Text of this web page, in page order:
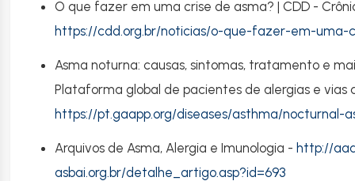
O que fazer em uma crise de asma? | CDD -
https://cdd.org.br/noticias/o-que-fazer-em-uma-
Asma noturna: causas, sintomas, tratamento e
Plataforma global de pacientes de alergias e vias
https://pt.gaapp.org/diseases/asthma/nocturnal-
Arquivos de Asma, Alergia e Imunologia - http://
asbai.org.br/detalhe_artigo.asp?id=693